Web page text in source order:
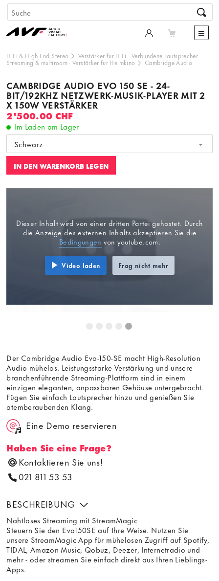
HiFi & High End Stereo Verstärker für HiFi - Verbundene Lautsprecher-
Streaming & multiroom-Verstärker für Heimkino Cambridge Audio
CAMBRIDGE AUDIO EVO 150 SE - 24-
BIT/192KHZ NETZWERK-MUSIK-PLAYER MIT 2
X 150W VERSTÄRKER
2'500.00 CHF
Im Laden am Lager
Schwarz
IN DEN WARENKORB LEGEN
Dieser Inhalt wird von einer dritten Partei gehostet. Durch
die Anzeige des externen Inhalts akzeptieren Sie die
Bedingungen von youtube.com.
Video laden Frag nicht mehr
Der Cambridge Audio Evo-150-SE macht High-Resolution
Audio mühelos. Leistungsstarke Verstärkung und unsere
branchenführende Streaming-Plattform sind in einem
einzigen eleganten, anpassbaren Gehäuse untergebracht.
Fügen Sie einfach Lautsprecher hinzu und genießen Sie
atemberaubenden Klang.
Eine Demo reservieren
Haben Sie eine Frage?
Kontaktieren Sie uns!
021 811 53 53
BESCHREIBUNG
Nahtloses Streaming mit StreamMagic
Steuern Sie den Evo150SE auf Ihre Weise. Nutzen Sie
unsere StreamMagic App für mühelosen Zugriff auf Spotify,
TIDAL, Amazon Music, Qobuz, Deezer, Internetradio und
mehr - oder streamen Sie einfach direkt aus Ihren Lieblings-
Apps.